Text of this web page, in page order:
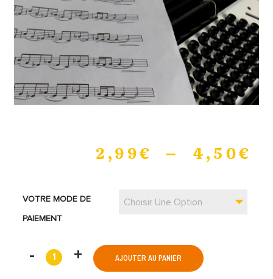
2,99€ – 4,50€
VOTRE MODE DE
PAIEMENT
Choisir Une Option
AJOUTER AU PANIER